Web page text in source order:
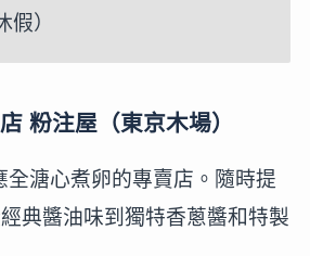
假）
粉注屋（東京木場）
全溏心煮卵的專賣店。隨時提
典醬油味到獨特香蔥醬和特製